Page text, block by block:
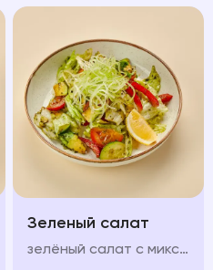
Зеленый салат
зелёный салат с миксом салата, огурцом, болгарским перцем, сельдереем, авокадо, черри и соусом песто